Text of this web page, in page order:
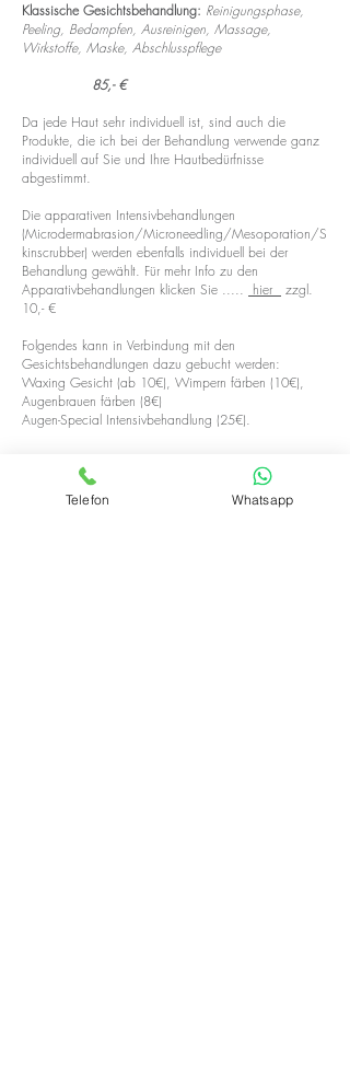
Klassische Gesichtsbehandlung: Reinigungsphase,
Peeling, Bedampfen, Ausreinigen, Massage,
Wirkstoffe, Maske, Abschlusspflege
85,- €
Da jede Haut sehr individuell ist, sind auch die
Produkte, die ich bei der Behandlung verwende ganz
individuell auf Sie und Ihre Hautbedürfnisse
abgestimmt.
Die apparativen Intensivbehandlungen
(Microdermabrasion/Microneedling/Mesoporation/S
kinscrubber) werden ebenfalls individuell bei der
Behandlung gewählt. Für mehr Info zu den
Apparativbehandlungen klicken Sie ..... hier
zzgl.
10,- €
Folgendes kann in Verbindung mit den
Gesichtsbehandlungen dazu gebucht werden:
Waxing Gesicht (ab 10€), Wimpern färben (10€),
Augenbrauen färben (8€)
Augen-Special Intensivbehandlung (25€).
​Unreine Haut:
Reinigungsphase, Enzympeeling,
Bedampfen, Ausreinigen, Beruhigende Maske,
Telefon Whatsapp